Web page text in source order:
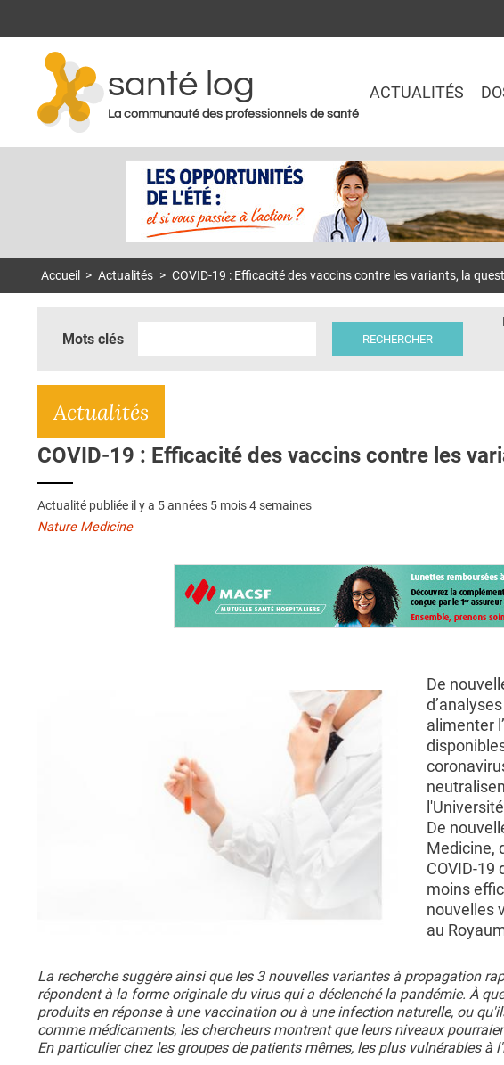
santé log
La communauté des professionnels de santé
ACTUALITÉS
Accueil > Actualités > COVID-19 : Efficacité des vaccins contre les variants, la
Mots clés
Actualités
COVID-19 : Efficacité des vaccins contre les
Actualité publiée il y a 5 années 5 mois 4 semaines
Nature Medicine
De
alimenter
De
Medicine,
COVID-
moins
nouvelles
au
La recherche suggère ainsi que les 3 nouvelles variantes à propagation
répondent à la forme originale du virus qui a déclenché la pandémie. À
produits en réponse à une vaccination ou à une infection naturelle, ou
comme médicaments, les chercheurs montrent que leurs niveaux
En particulier chez les groupes de patients mêmes, les plus vulnérables à